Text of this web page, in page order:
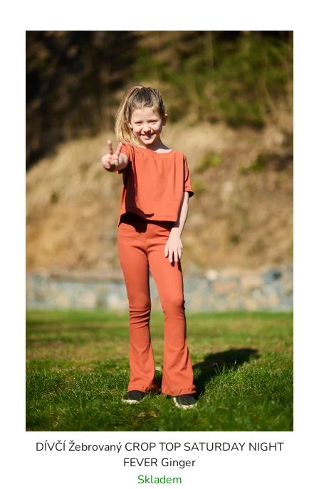
DÍVČÍ Žebrovaný CROP TOP SATURDAY NIGHT
FEVER Ginger
Skladem